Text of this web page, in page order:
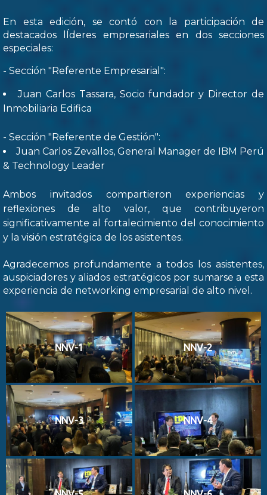
En esta edición, se contó con la participación de
destacados lÍderes empresariales en dos secciones
especiales:
- Sección "Referente Empresarial":
Juan Carlos Tassara, Socio fundador y Director de
Inmobiliaria Edifica
- Sección "Referente de Gestión":
Juan Carlos Zevallos, General Manager de IBM Perú
& Technology Leader
Ambos invitados compartieron experiencias y
reflexiones de alto valor, que contribuyeron
significativamente al fortalecimiento del conocimiento
y la visión estratégica de los asistentes.
Agradecemos profundamente a todos los asistentes,
auspiciadores y aliados estratégicos por sumarse a esta
experiencia de networking empresarial de alto nivel.
NNV-1 NNV-2
NNV-3 NNV-4